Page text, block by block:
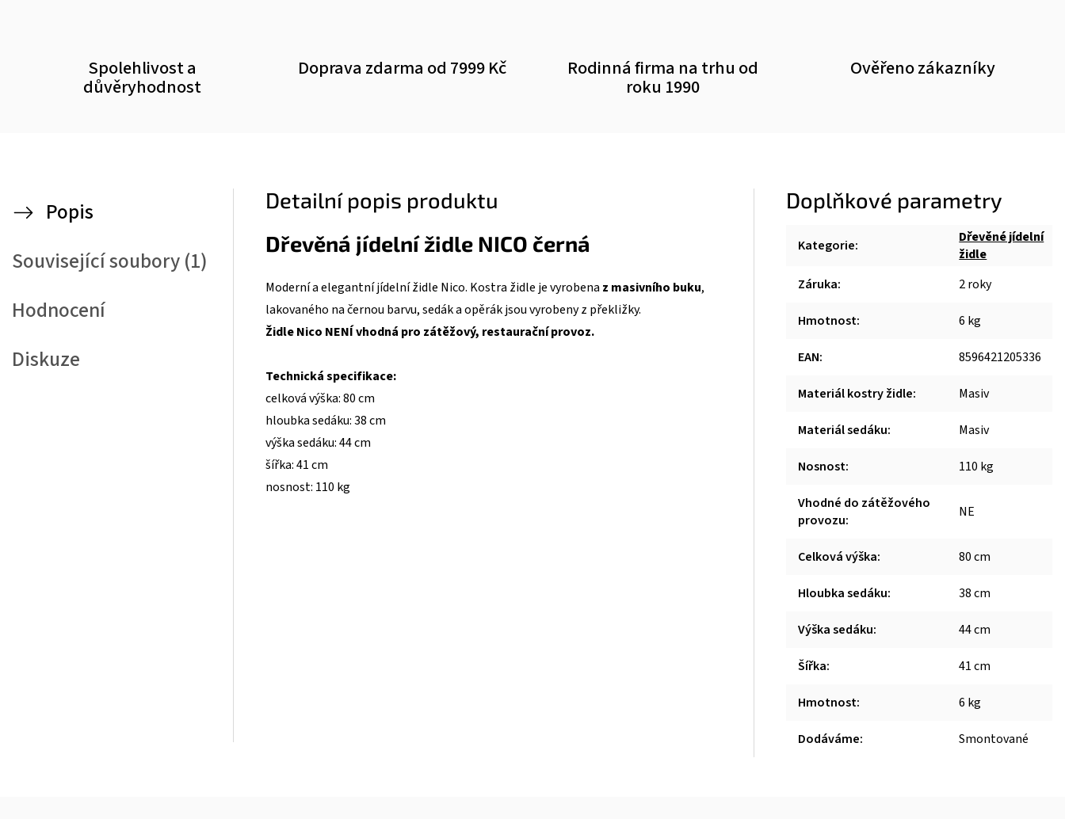
Spolehlivost a
důvěryhodnost
Doprava zdarma od 7999 Kč Rodinná firma na trhu od
roku 1990
Ověřeno zákazníky
Popis
Související soubory (1)
Hodnocení
Diskuze
Detailní popis produktu
Dřevěná jídelní židle NICO černá
Moderní a elegantní jídelní židle Nico. Kostra židle je vyrobena z masivního buku,
lakovaného na černou barvu, sedák a opěrák jsou vyrobeny z překližky.
Židle Nico NENÍ vhodná pro zátěžový, restaurační provoz.
Technická specifikace:
celková výška: 80 cm
hloubka sedáku: 38 cm
výška sedáku: 44 cm
šířka: 41 cm
nosnost: 110 kg
Doplňkové parametry
Kategorie:
Dřevěné jídelní
židle
Záruka: 2 roky
Hmotnost: 6 kg
EAN: 8596421205336
Materiál kostry židle: Masiv
Materiál sedáku: Masiv
Nosnost: 110 kg
Vhodné do zátěžového
provozu: NE
Celková výška: 80 cm
Hloubka sedáku: 38 cm
Výška sedáku: 44 cm
Šířka: 41 cm
Hmotnost: 6 kg
Dodáváme: Smontované